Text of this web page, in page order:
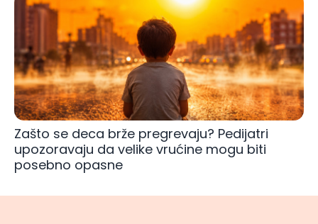
Zašto se deca brže pregrevaju? Pedijatri
upozoravaju da velike vrućine mogu biti
posebno opasne